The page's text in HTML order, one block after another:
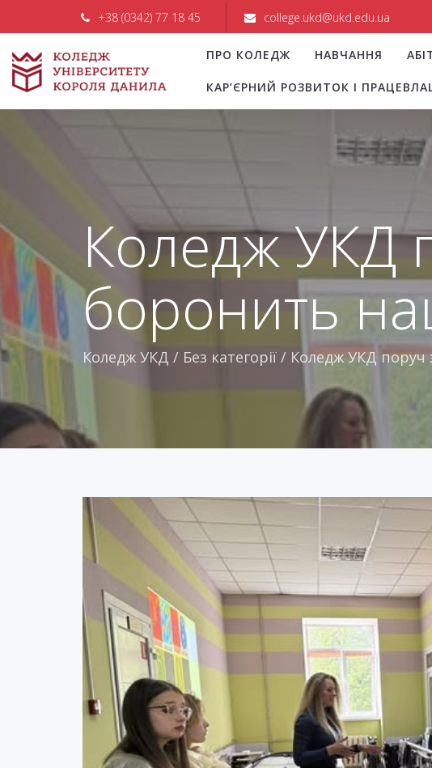
+38 (0342) 77 18 45 college.ukd@ukd.edu.ua
ПРО КОЛЕДЖ НАВЧАННЯ
КАР’ЄРНИЙ РОЗВИТОК І
Коледж УКД
боронить
Коледж УКД / Без категорії / Коледж УКД поруч